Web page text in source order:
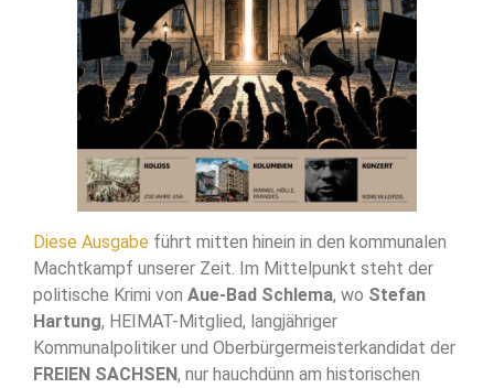
Diese Ausgabe führt mitten hinein in den kommunalen
Machtkampf unserer Zeit. Im Mittelpunkt steht der
politische Krimi von Aue-Bad Schlema, wo Stefan
Hartung, HEIMAT-Mitglied, langjähriger
Kommunalpolitiker und Oberbürgermeisterkandidat der
FREIEN SACHSEN, nur hauchdünn am historischen